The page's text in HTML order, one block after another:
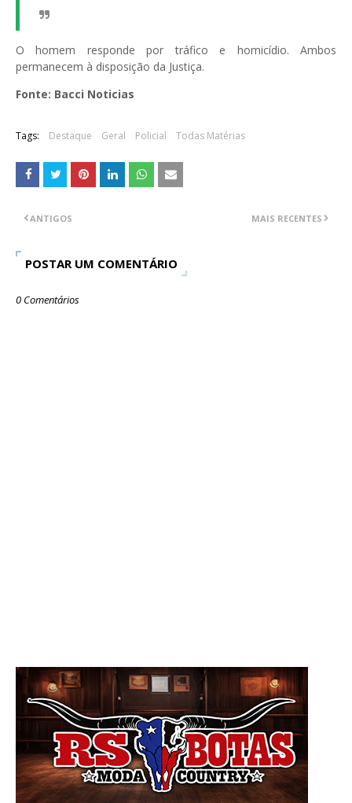
O homem responde por tráfico e homicídio. Ambos
permanecem à disposição da Justiça.
Fonte: Bacci Noticias
Tags: Destaque Geral Policial Todas Matérias
MAIS RECENTES
ANTIGOS
POSTAR UM COMENTÁRIO
0 Comentários